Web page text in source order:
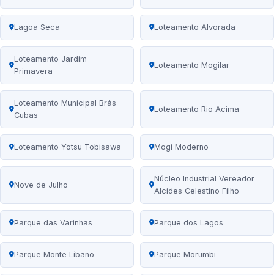
Lagoa Seca Loteamento Alvorada
Loteamento Jardim
Primavera
Loteamento Mogilar
Loteamento Municipal Brás
Cubas
Loteamento Rio Acima
Loteamento Yotsu Tobisawa Mogi Moderno
Nove de Julho
Núcleo Industrial Vereador
Alcides Celestino Filho
Parque das Varinhas Parque dos Lagos
Parque Monte Líbano Parque Morumbi